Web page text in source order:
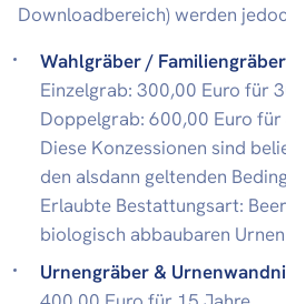
Downloadbereich) werden
Wahlgräber / Familiengräber
Einzelgrab: 300,00 Euro für
Doppelgrab: 600,00 Euro
Diese Konzessionen sind
den alsdann geltenden
Erlaubte Bestattungsart:
biologisch abbaubaren Urnen
Urnengräber &